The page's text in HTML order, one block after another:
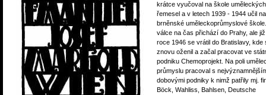
krátce vyučoval na škole uměleckých
řemesel a v letech 1939 - 1944 učil na
brněnské uměleckoprůmyslové
válce na čas přichází do Prahy, ale
roce 1946 se vrátil do Bratislavy, kde
znovu oženil a začal pracovat ve
podniku Chemoprojekt. Na poli
průmyslu pracoval s
dobovými podniky k nimž patřily mj.
Böck, Wahliss, Bahlsen, Deutsche